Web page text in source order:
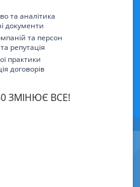
та аналітика
документи
та персон
репутація
практики
договорів
ЗМІНЮЄ ВСЕ!